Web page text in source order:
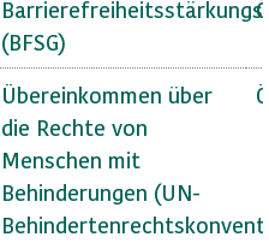
(BFSG)
Übereinkommen über
die Rechte von
Menschen mit
Behinderungen (UN-